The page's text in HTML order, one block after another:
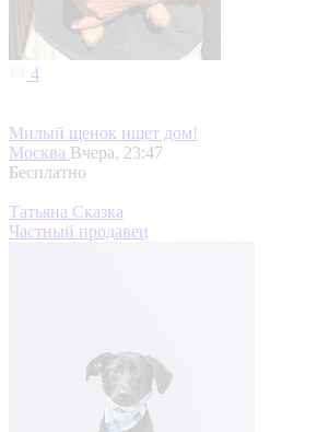
4
Милый щенок ищет дом!
Москва Вчера, 23:47
Бесплатно
Татьяна Сказка
Частный продавец